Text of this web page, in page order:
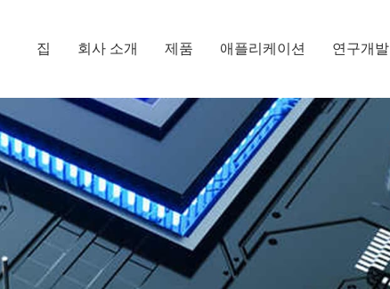
집 회사 소개 제품 애플리케이션 연구개발